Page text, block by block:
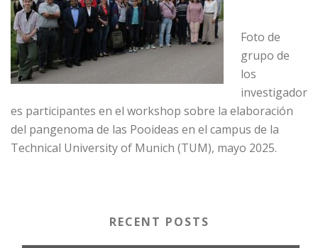
Foto de
grupo de
los
investigador
es participantes en el workshop sobre la elaboración
del pangenoma de las Pooideas en el campus de la
Technical University of Munich (TUM), mayo 2025.
RECENT POSTS